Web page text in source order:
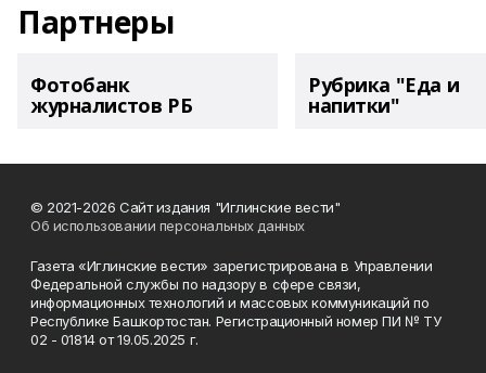
Партнеры
Фотобанк
журналистов РБ
Рубрика "Еда и
напитки"
© 2021-2026 Сайт издания "Иглинские вести"
Об использовании персональных данных
Газета «Иглинские вести» зарегистрирована в Управлении
Федеральной службы по надзору в сфере связи,
информационных технологий и массовых коммуникаций по
Республике Башкортостан. Регистрационный номер ПИ № ТУ
02 - 01814 от 19.05.2025 г.